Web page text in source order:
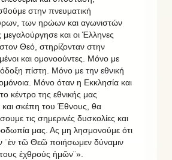
στην πνευματική
των ηρώων και αγωνιστών
και οι Έλληνες
Θεό, στηρίζονταν στην
και ομονοούντες. Μόνο με
πίστη. Μόνο με την εθνική
Μόνο όταν η Εκκλησία και
κέντρο της εθνικής μας
σκέπη του Έθνους, θα
τις σημερινές δυσκολίες και
μας. Ας μη λησμονούμε ότι
¨ἐν τῶ Θεῶ ποιήσωμεν δύναμιν
ἐχθρούς ἡμῶν¨».